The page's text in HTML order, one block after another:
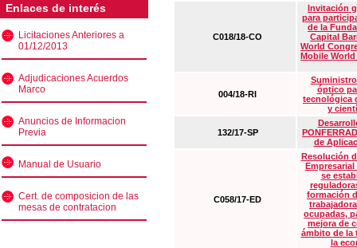
Enlaces de interés
Licitaciones Anteriores a
01/12/2013
Adjudicaciones Acuerdos
Marco
Anuncios de Informacion
Previa
Manual de Usuario
Cert. de composicion de las
mesas de contratacion
C018/18-CO
Invitación
para
de la
Capital
World
Mobile
004/18-RI
óptico
tecnológica
y
132/17-SP
de
C058/17-ED
Resolución
Empresarial
se
formación
ocupadas,
mejora de
ámbito de la
la